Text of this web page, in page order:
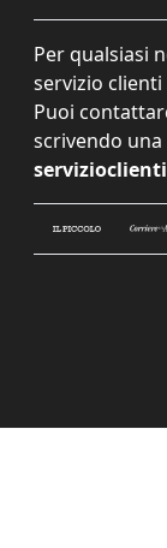
Per qualsiasi
servizio
Puoi
scrivendo una